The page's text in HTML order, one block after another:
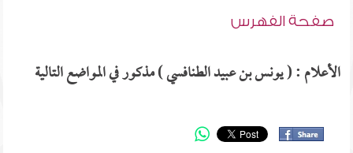
صفحة الفهرس
الأعلام : ( يونس بن عبيد الطنافسي ) مذكور في المواضع التالية